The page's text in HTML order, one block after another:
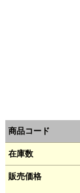
商品コード
在庫数
販売価格